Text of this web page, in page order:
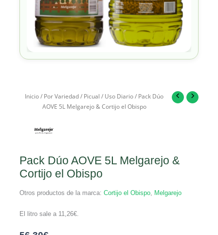
Inicio/ Por Variedad/ Picual / Uso Diario/ Pack Dúo
AOVE 5L Melgarejo & Cortijo el Obispo
Pack Dúo AOVE 5L Melgarejo &
Cortijo el Obispo
Otros productos de la marca: Cortijo el Obispo Melgarejo
El litro sale a 11,26€.